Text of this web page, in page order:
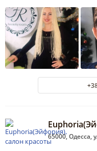
65000, Одесса,